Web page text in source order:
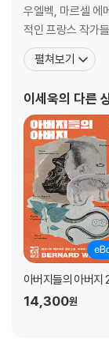
우엘벡, 마르셀 에
적인 프랑스 작가
토 에코에 심취하
과 에세이를 옮겨서 좋은 평가를
인 지식의 백과사전
펼쳐보기
이세욱의 다른
아버지들의 아버지
14,300원